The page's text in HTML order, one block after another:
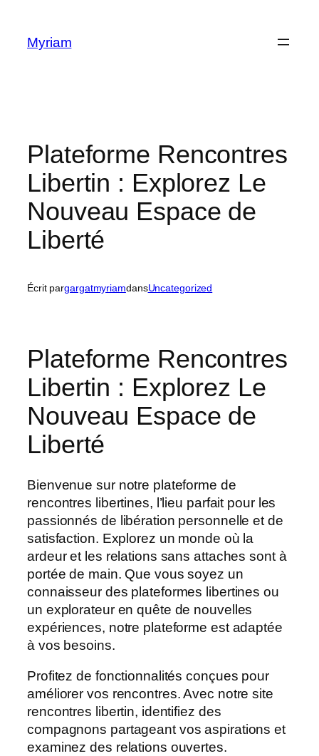
Myriam
Plateforme Rencontres
Libertin : Explorez Le
Nouveau Espace de
Liberté
Écrit pargargatmyriamdansUncategorized
Plateforme Rencontres
Libertin : Explorez Le
Nouveau Espace de
Liberté
Bienvenue sur notre plateforme de
rencontres libertines, l’lieu parfait pour les
passionnés de libération personnelle et de
satisfaction. Explorez un monde où la
ardeur et les relations sans attaches sont à
portée de main. Que vous soyez un
connaisseur des plateformes libertines ou
un explorateur en quête de nouvelles
expériences, notre plateforme est adaptée
à vos besoins.
Profitez de fonctionnalités conçues pour
améliorer vos rencontres. Avec notre site
rencontres libertin, identifiez des
compagnons partageant vos aspirations et
examinez des relations ouvertes.